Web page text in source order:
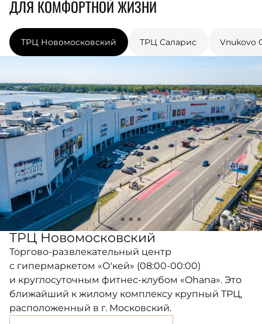
ДЛЯ КОМФОРТНОЙ ЖИЗНИ
ТРЦ Новомосковский ТРЦ Саларис Vnukovo
ТРЦ Новомосковский
Торгово-развлекательный центр
с гипермаркетом «О'кей» (08:00-00:00)
и круглосуточным фитнес-клубом «Ohana». Это
ближайший к жилому комплексу крупный ТРЦ,
расположенный в г. Московский.